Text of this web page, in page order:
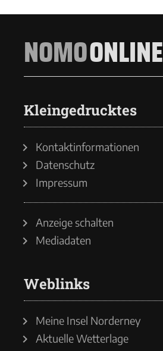
NOMOONLINE
Kleingedrucktes
Kontaktinformationen
Datenschutz
Impressum
Anzeige schalten
Mediadaten
Weblinks
Meine Insel Norderney
Aktuelle Wetterlage